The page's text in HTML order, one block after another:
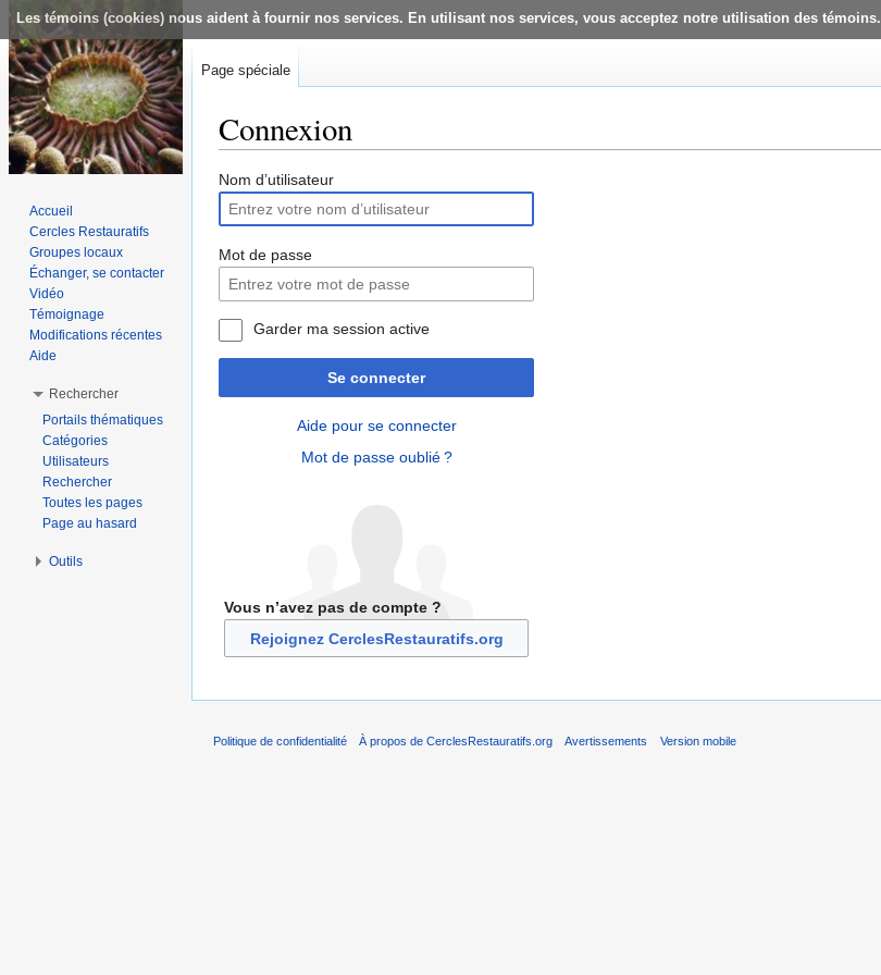
Les témoins (cookies) nous aident à fournir nos services. En utilisant nos services, vous acceptez notre utilisation des témoins.
Connexion
Nom d’utilisateur
Mot de passe
Garder ma session active
Se connecter
Aide pour se connecter
Mot de passe oublié ?
Vous n’avez pas de compte ?
Rejoignez CerclesRestauratifs.org
Page spéciale
Accueil
Cercles Restauratifs
Groupes locaux
Échanger, se contacter
Vidéo
Témoignage
Modifications récentes
Aide
Rechercher
Portails thématiques
Catégories
Utilisateurs
Rechercher
Toutes les pages
Page au hasard
Outils
Politique de confidentialité À propos de CerclesRestauratifs.org Avertissements Version mobile